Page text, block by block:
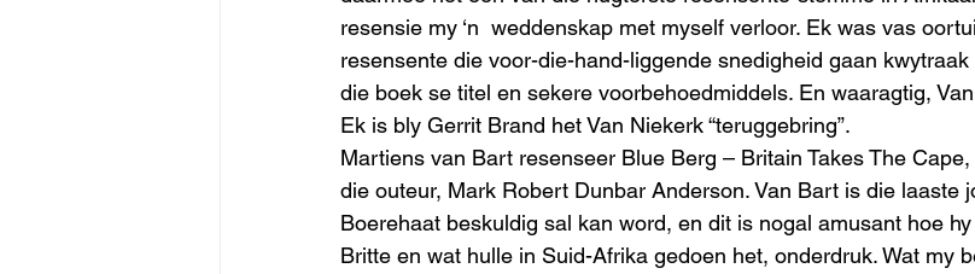
resensie my ‘n  weddenskap met myself verloor. Ek was vas
resensente die voor-die-hand-liggende snedigheid gaan
die boek se titel en sekere voorbehoedmiddels. En waaragtig,
Ek is bly Gerrit Brand het Van Niekerk “teruggebring”.
Martiens van Bart resenseer Blue Berg – Britain ­Takes The
die outeur, Mark Robert Dunbar ­Anderson. Van Bart is die laaste
Boerehaat beskuldig sal kan word, en dit is nogal amusant hoe
Britte en wat hulle in Suid-Afrika gedoen het, onderdruk. Wat my